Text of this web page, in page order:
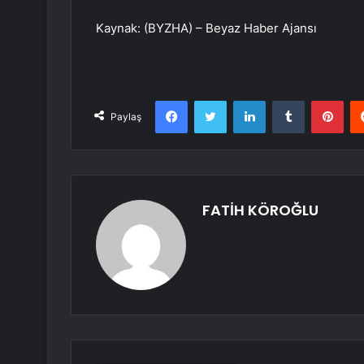
Kaynak: (BYZHA) – Beyaz Haber Ajansı
Paylaş
FacebookTwitter LinkedInTumblr
FATİH KÖROĞLU